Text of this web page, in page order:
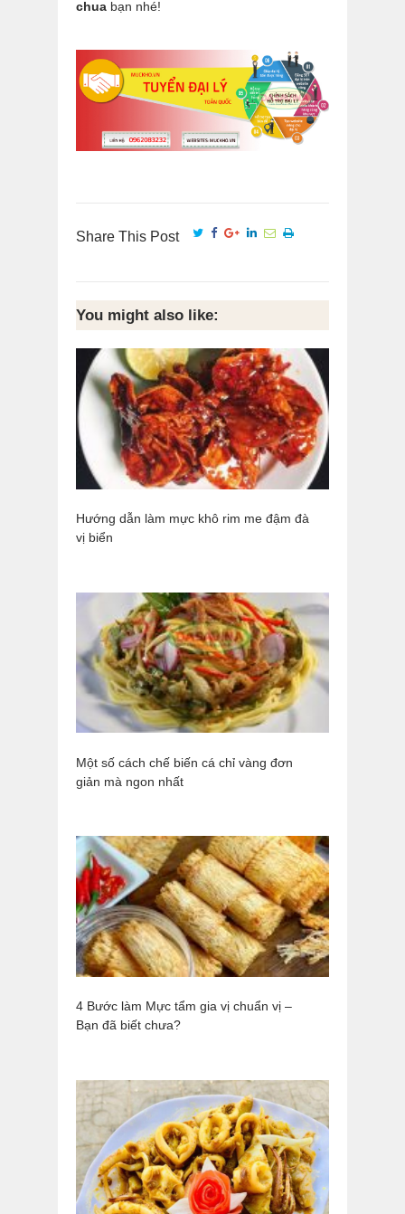
chua bạn nhé!
Share This Post
You might also like:
Hướng dẫn làm mực khô rim me đậm đà
vị biển
Một số cách chế biến cá chỉ vàng đơn
giản mà ngon nhất
4 Bước làm Mực tẩm gia vị chuẩn vị –
Bạn đã biết chưa?